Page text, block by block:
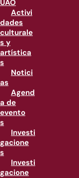
UAO
Activi
dades
culturale
s y
artística
s
Notici
as
Agend
a de
evento
s
Investi
gacione
s
Investi
gacione